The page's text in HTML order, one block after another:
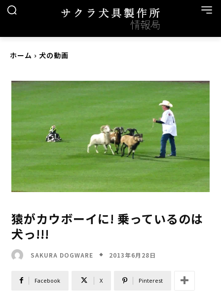
ホーム 犬の動画
猿がカウボーイに! 乗っているのは
犬っ!!!
SAKURA DOGWARE 2013年6月28日
Facebook X Pinterest